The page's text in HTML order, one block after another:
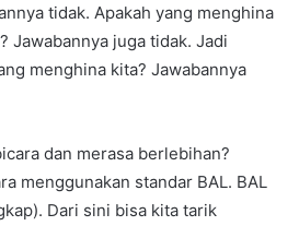
tidak. Apakah yang menghina
Jawabannya juga tidak. Jadi
menghina kita? Jawabannya
dan merasa berlebihan?
menggunakan standar BAL. BAL
Dari sini bisa kita tarik